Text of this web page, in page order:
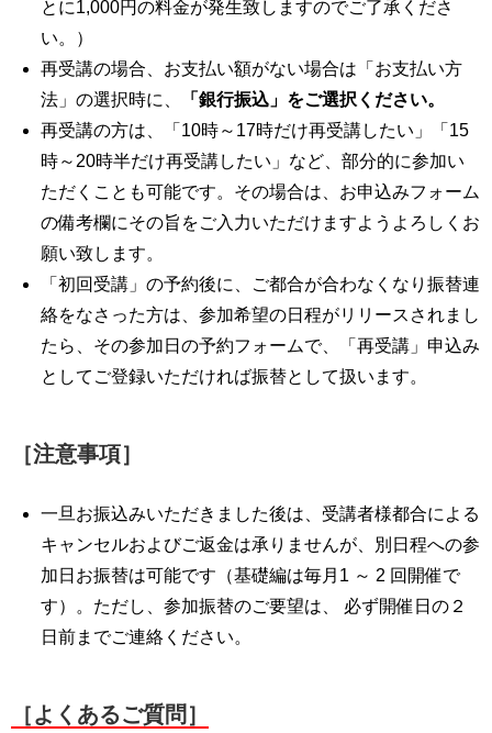
とに1,000円の料金が発生致しますのでご了承くださ
い。）
再受講の場合、お支払い額がない場合は「お支払い方
法」の選択時に、
「銀行振込」をご選択ください。
再受講の方は、「10時～17時だけ再受講したい」「15
時～20時半だけ再受講したい」など、部分的に参加い
ただくことも可能です。その場合は、お申込みフォーム
の備考欄にその旨をご入力いただけますようよろしくお
願い致します。
「初回受講」の予約後に、ご都合が合わなくなり振替連
絡をなさった方は、参加希望の日程がリリースされまし
たら、その参加日の予約フォームで、「再受講」申込み
としてご登録いただければ振替として扱います。
［注意事項］
一旦お振込みいただきました後は、受講者様都合による
キャンセルおよびご返金は承りませんが、別日程への参
加日お振替は可能です（基礎編は毎月1 ～ 2 回開催で
す）。ただし、参加振替のご要望は、 必ず開催日の２
日前までご連絡ください。
［よくあるご質問］